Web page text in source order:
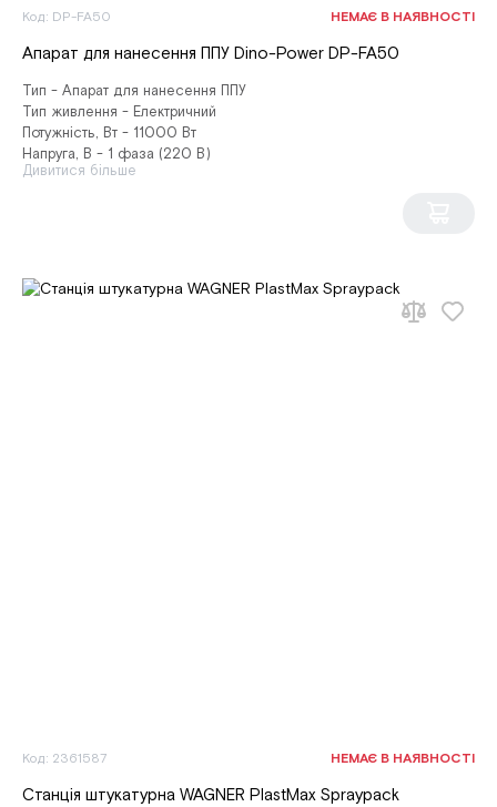
Код: DP-FA50 НЕМАЄ В НАЯВНОСТІ
Апарат для нанесення ППУ Dino-Power DP-FA50
Тип - Апарат для нанесення ППУ
Тип живлення - Електричний
Потужність, Вт - 11000 Вт
Напруга, В - 1 фаза (220 В)
Дивитися більше
Код: 2361587 НЕМАЄ В НАЯВНОСТІ
Станція штукатурна WAGNER PlastMax Spraypack